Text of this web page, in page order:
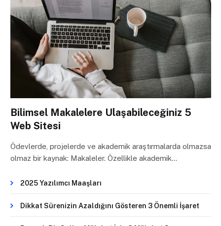
Bilimsel Makalelere Ulaşabileceğiniz 5
Web Sitesi
Ödevlerde, projelerde ve akademik araştırmalarda olmazsa
olmaz bir kaynak: Makaleler. Özellikle akademik…
2025 Yazılımcı Maaşları
Dikkat Sürenizin Azaldığını Gösteren 3 Önemli İşaret